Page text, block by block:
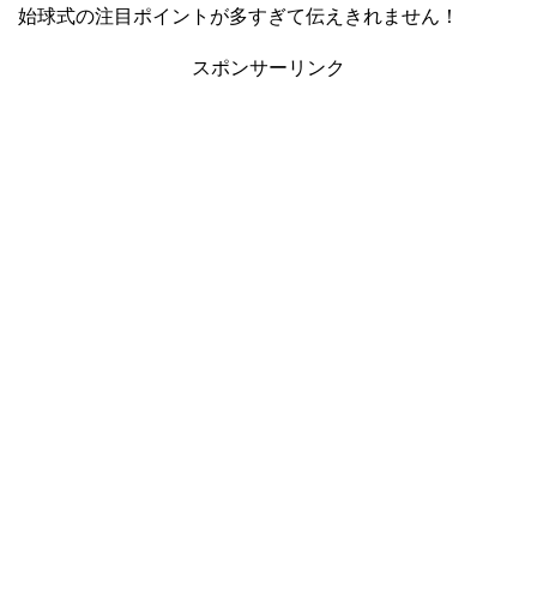
始球式の注目ポイントが多すぎて伝えきれません！
スポンサーリンク